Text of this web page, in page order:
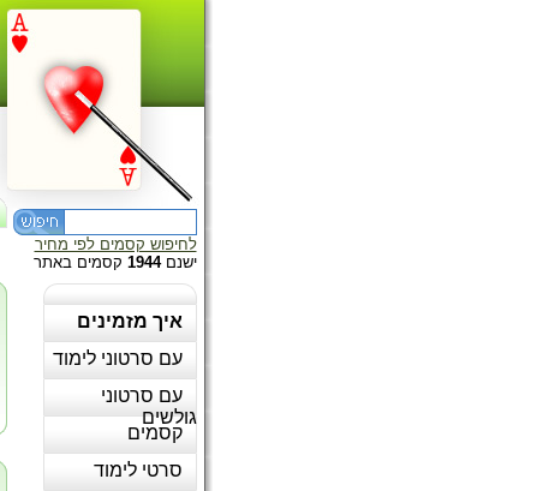
לחיפוש קסמים לפי מחיר
ישנם1944 קסמים באתר
איך מזמינים
עם סרטוני לימוד
עם סרטוני
גולשים
קסמים
סרטי לימוד